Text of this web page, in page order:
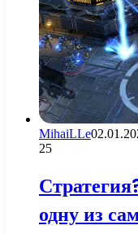
MihaiLLe
25
одну из